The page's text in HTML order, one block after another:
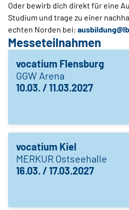
Oder bewirb dich direkt für eine
Studium und trage zu einer
echten Norden bei:
Messeteilnahmen
vocatium Flensburg
GGW Arena
10.03. / 11.03.2027
vocatium Kiel
MERKUR Ostseehalle
16.03. / 17.03.2027